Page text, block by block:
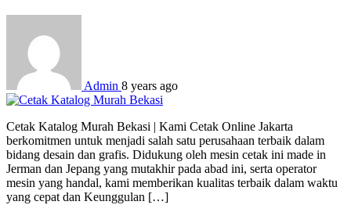
Admin 8 years ago
Cetak Katalog Murah Bekasi | Kami Cetak Online Jakarta
berkomitmen untuk menjadi salah satu perusahaan terbaik dalam
bidang desain dan grafis. Didukung oleh mesin cetak ini made in
Jerman dan Jepang yang mutakhir pada abad ini, serta operator
mesin yang handal, kami memberikan kualitas terbaik dalam waktu
yang cepat dan Keunggulan […]